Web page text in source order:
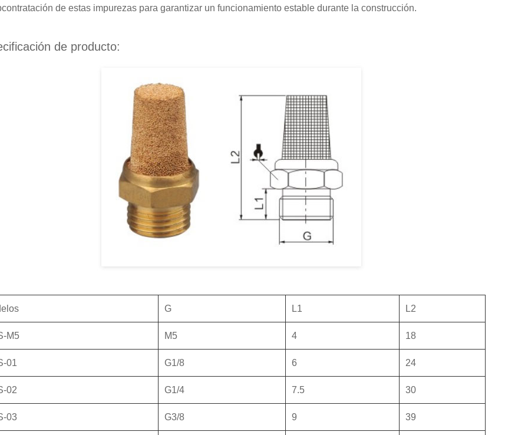
de estas impurezas para garantizar un funcionamiento estable durante la construcción.
de producto:
G L1 L2
M5 M5 4 18
01 G1/8 6 24
02 G1/4 7.5 30
03 G3/8 9 39